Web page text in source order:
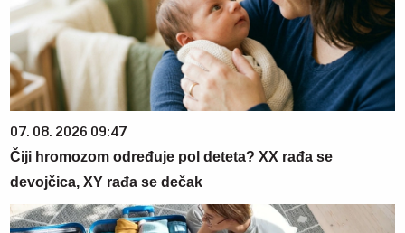
07. 08. 2026 09:47
Čiji hromozom određuje pol deteta? XX rađa se
devojčica, XY rađa se dečak